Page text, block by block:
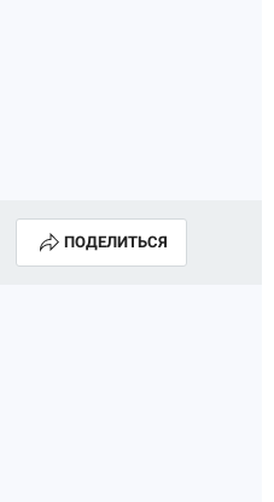
ПОДЕЛИТЬСЯ